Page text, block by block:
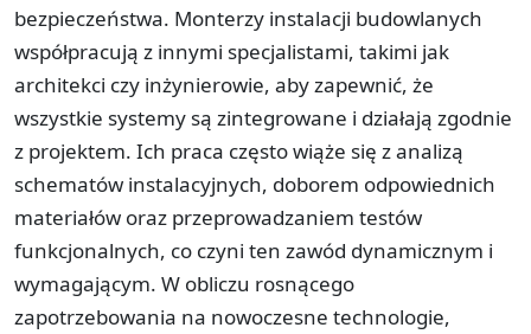
bezpieczeństwa. Monterzy instalacji budowlanych
współpracują z innymi specjalistami, takimi jak
architekci czy inżynierowie, aby zapewnić, że
wszystkie systemy są zintegrowane i działają zgodnie
z projektem. Ich praca często wiąże się z analizą
schematów instalacyjnych, doborem odpowiednich
materiałów oraz przeprowadzaniem testów
funkcjonalnych, co czyni ten zawód dynamicznym i
wymagającym. W obliczu rosnącego
zapotrzebowania na nowoczesne technologie,